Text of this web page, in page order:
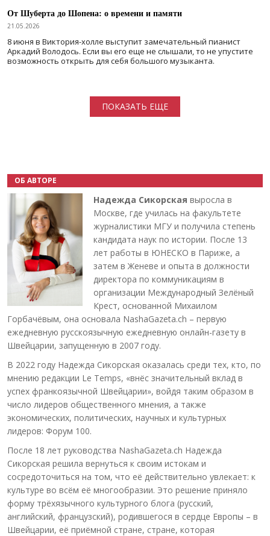
От Шуберта до Шопена: о времени и памяти
21.05.2026
8 июня в Виктория-холле выступит замечательный пианист
Аркадий Володось. Если вы его еще не слышали, то не упустите
возможность открыть для себя большого музыканта.
ПОКАЗАТЬ ЕЩЕ
ОБ АВТОРЕ
Надежда Сикорская выросла в
Москве, где училась на факультете
журналистики МГУ и получила степень
кандидата наук по истории. После 13
лет работы в ЮНЕСКО в Париже, а
затем в Женеве и опыта в должности
директора по коммуникациям в
организации Международный Зелёный
Крест, основанной Михаилом
Горбачёвым, она основала NashaGazeta.ch – первую
ежедневную русскоязычную ежедневную онлайн-газету в
Швейцарии, запущенную в 2007 году.
В 2022 году Надежда Сикорская оказалась среди тех, кто, по
мнению редакции Le Temps, «внёс значительный вклад в
успех франкоязычной Швейцарии», войдя таким образом в
число лидеров общественного мнения, а также
экономических, политических, научных и культурных
лидеров: Форум 100.
После 18 лет руководства NashaGazeta.ch Надежда
Сикорская решила вернуться к своим истокам и
сосредоточиться на том, что её действительно увлекает: к
культуре во всём её многообразии. Это решение приняло
форму трёхязычного культурного блога (русский,
английский, французский), родившегося в сердце Европы – в
Швейцарии, её приёмной стране, стране, которая